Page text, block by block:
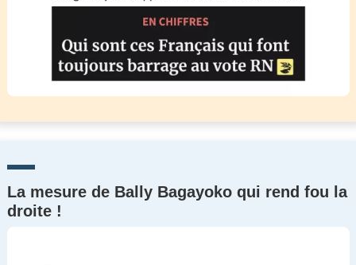
La mesure de Bally Bagayoko qui rend fou la
droite !